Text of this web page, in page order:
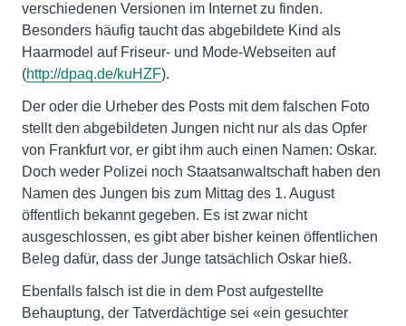
verschiedenen Versionen im Internet zu finden.
Besonders häufig taucht das abgebildete Kind als
Haarmodel auf Friseur- und Mode-Webseiten auf
(http://dpaq.de/kuHZF).
Der oder die Urheber des Posts mit dem falschen Foto
stellt den abgebildeten Jungen nicht nur als das Opfer
von Frankfurt vor, er gibt ihm auch einen Namen: Oskar.
Doch weder Polizei noch Staatsanwaltschaft haben den
Namen des Jungen bis zum Mittag des 1. August
öffentlich bekannt gegeben. Es ist zwar nicht
ausgeschlossen, es gibt aber bisher keinen öffentlichen
Beleg dafür, dass der Junge tatsächlich Oskar hieß.
Ebenfalls falsch ist die in dem Post aufgestellte
Behauptung, der Tatverdächtige sei «ein gesuchter